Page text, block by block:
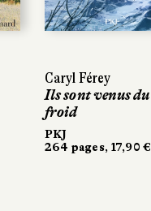
Caryl Férey
Ils sont venus du
froid
PKJ
264 pages, 17,90 €